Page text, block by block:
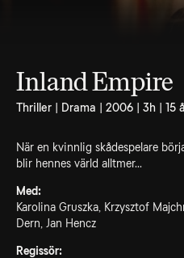
Inland Empire
Thriller | Drama | 2006 | 3h | 15
När en kvinnlig skådespelare
blir hennes värld alltmer...
Med:
Karolina Gruszka, Krzysztof
Dern, Jan Hencz
Regissör: